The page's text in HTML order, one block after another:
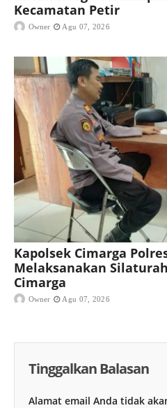
Kecamatan Petir
Owner Agu 07, 2026
Kapolsek Cimarga
Melaksanakan
Cimarga
Owner Agu 07, 2026
Tinggalkan Balasan
Alamat email Anda tidak